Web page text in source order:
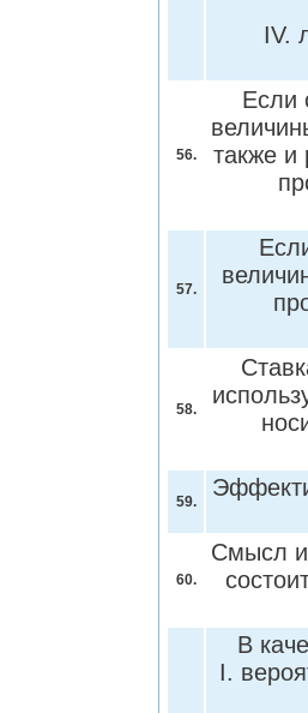
IV.
56.
Если
также и
57.
58.
59.
60.
Смысл
В
I.